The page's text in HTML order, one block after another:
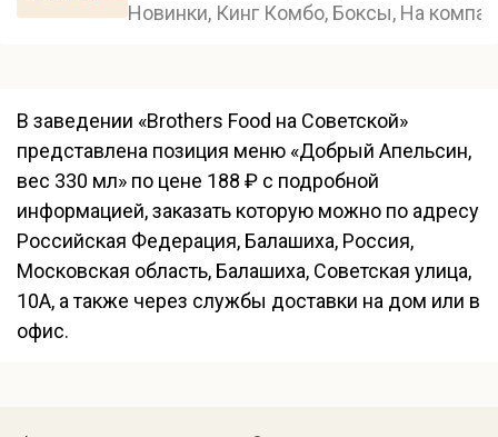
Новинки, Кинг Комбо, Боксы, На
В заведении «Brothers Food на Советской»
представлена позиция меню «Добрый Апельсин,
вес 330 мл» по цене 188 ₽ с подробной
информацией, заказать которую можно по адресу
Российская Федерация, Балашиха, Россия,
Московская область, Балашиха, Советская улица,
10А, а также через службы доставки на дом или в
офис.